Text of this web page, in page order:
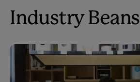
Industry Beans